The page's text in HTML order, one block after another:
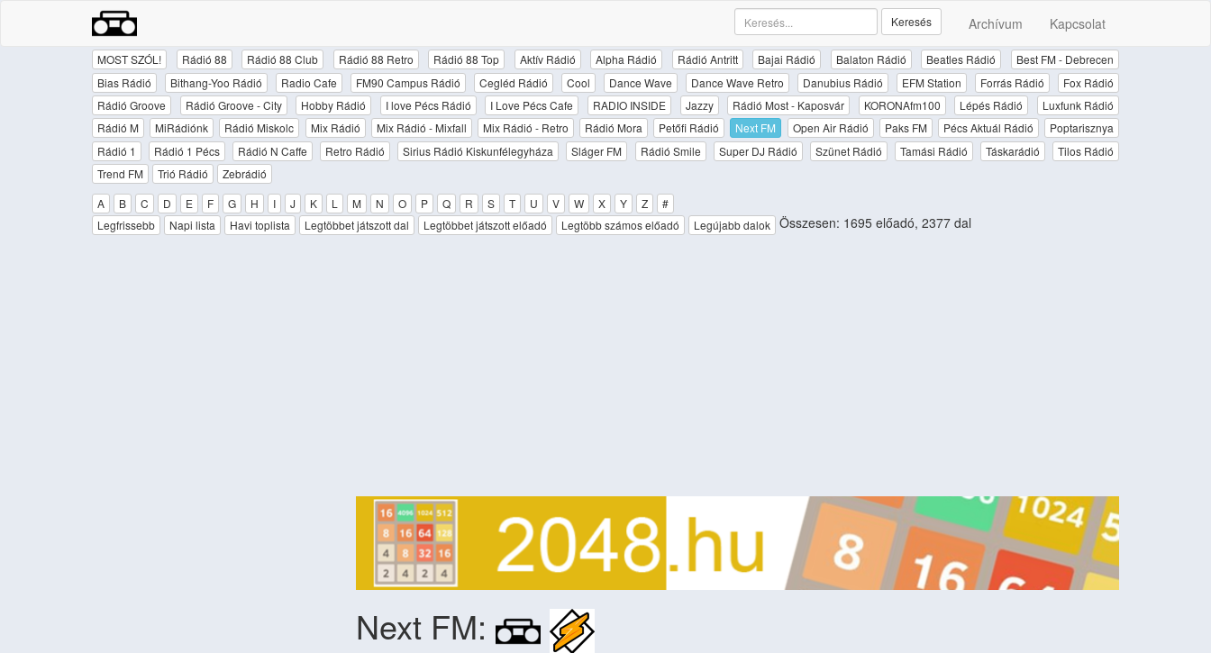
Archívum Kapcsolat
Keresés
MOST SZÓL! Rádió 88 Rádió 88 Club Rádió 88 Retro Rádió 88 Top Aktív Rádió Alpha Rádió Rádió Antritt Bajai Rádió Balaton Rádió Beatles Rádió
Best FM - Debrecen
Bias Rádió
Bithang-Yoo Rádió Radio Cafe FM90 Campus Rádió Cegléd Rádió Cool Dance Wave Dance Wave Retro Danubius Rádió EFM Station Forrás Rádió
Fox Rádió
Rádió Groove
Rádió Groove - City Hobby Rádió I love Pécs Rádió I Love Pécs Cafe RADIO INSIDE Jazzy Rádió Most - Kaposvár KORONAfm100 Lépés Rádió
Luxfunk Rádió
Rádió M
MiRádiónk Rádió Miskolc Mix Rádió Mix Rádió - Mixfall Mix Rádió - Retro Rádió Mora Petőfi Rádió Next FM Open Air Rádió Paks FM Pécs Aktuál Rádió
Poptarisznya
Rádió 1
Rádió 1 Pécs Rádió N Caffe Retro Rádió Sirius Rádió Kiskunfélegyháza Sláger FM Rádió Smile Super DJ Rádió Szünet Rádió Tamási Rádió Táskarádió
Tilos Rádió
Trend FM
Trió Rádió
Zebrádió
A
B C D E F G H I J K L M N O P Q R S T U V W X Y Z
#
Legfrissebb
Napi lista Havi toplista Legtöbbet játszott dal Legtöbbet játszott előadó Legtöbb számos előadó Legújabb dalok Összesen: 1695 előadó, 2377 dal
Next FM: